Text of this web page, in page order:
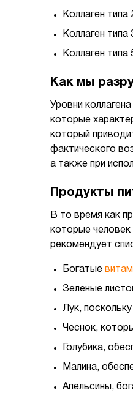
Коллаген
Коллаген
Коллаген
Как мы
Уровни
которые
который
фактического
а также при
Продукты
В то время как
которые человек
рекомендует
Богатые
Зеленые
Лук,
Чеснок,
Голубика,
Малина,
Апельсины,